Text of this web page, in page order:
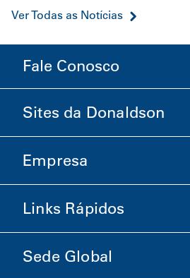
Ver Todas as Notícias
Fale Conosco
Sites da Donaldson
Donaldson Life Sciences
Loja Donaldson
Empresa
Informações sobre a Empresa
Ética e Conformidade
Carreiras
Links Rápidos
Investidores
Sede Global